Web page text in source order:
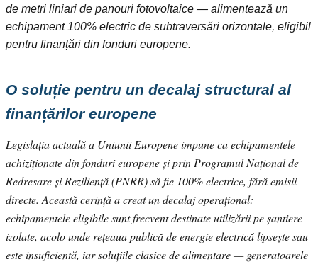
de metri liniari de panouri fotovoltaice — alimentează un
echipament 100% electric de subtraversări orizontale, eligibil
pentru finanțări din fonduri europene.
O soluție pentru un decalaj structural al
finanțărilor europene
Legislația actuală a Uniunii Europene impune ca echipamentele
achiziționate din fonduri europene și prin Programul Național de
Redresare și Reziliență (PNRR) să fie 100% electrice, fără emisii
directe. Această cerință a creat un decalaj operațional:
echipamentele eligibile sunt frecvent destinate utilizării pe șantiere
izolate, acolo unde rețeaua publică de energie electrică lipsește sau
este insuficientă, iar soluțiile clasice de alimentare — generatoarele